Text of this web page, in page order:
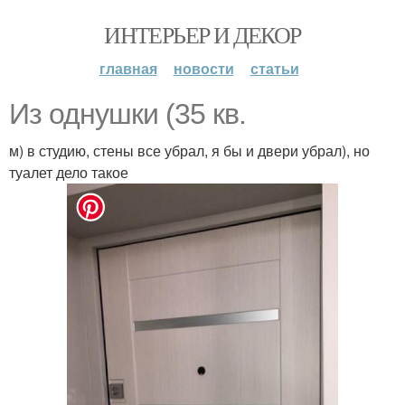
ИНТЕРЬЕР И ДЕКОР
главная новости статьи
Из однушки (35 кв.
м) в студию, стены все убрал, я бы и двери убрал), но
туалет дело такое